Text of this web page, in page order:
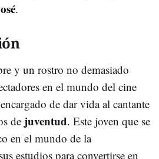
.
y un rostro no demasiado
en el mundo del cine
de dar vida al cantante
de juventud. Este joven que se
en el mundo de la
estudios para convertirse en